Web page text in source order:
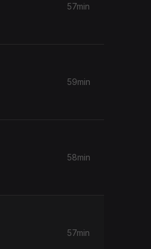
57min
59min
58min
57min